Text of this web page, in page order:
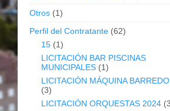
Otros (1)
Perfil del Contratante (62)
15 (1)
LICITACIÓN BAR PISCINAS
MUNICIPALES (1)
LICITACIÓN MÁQUINA
(3)
LICITACIÓN ORQUESTAS 2024